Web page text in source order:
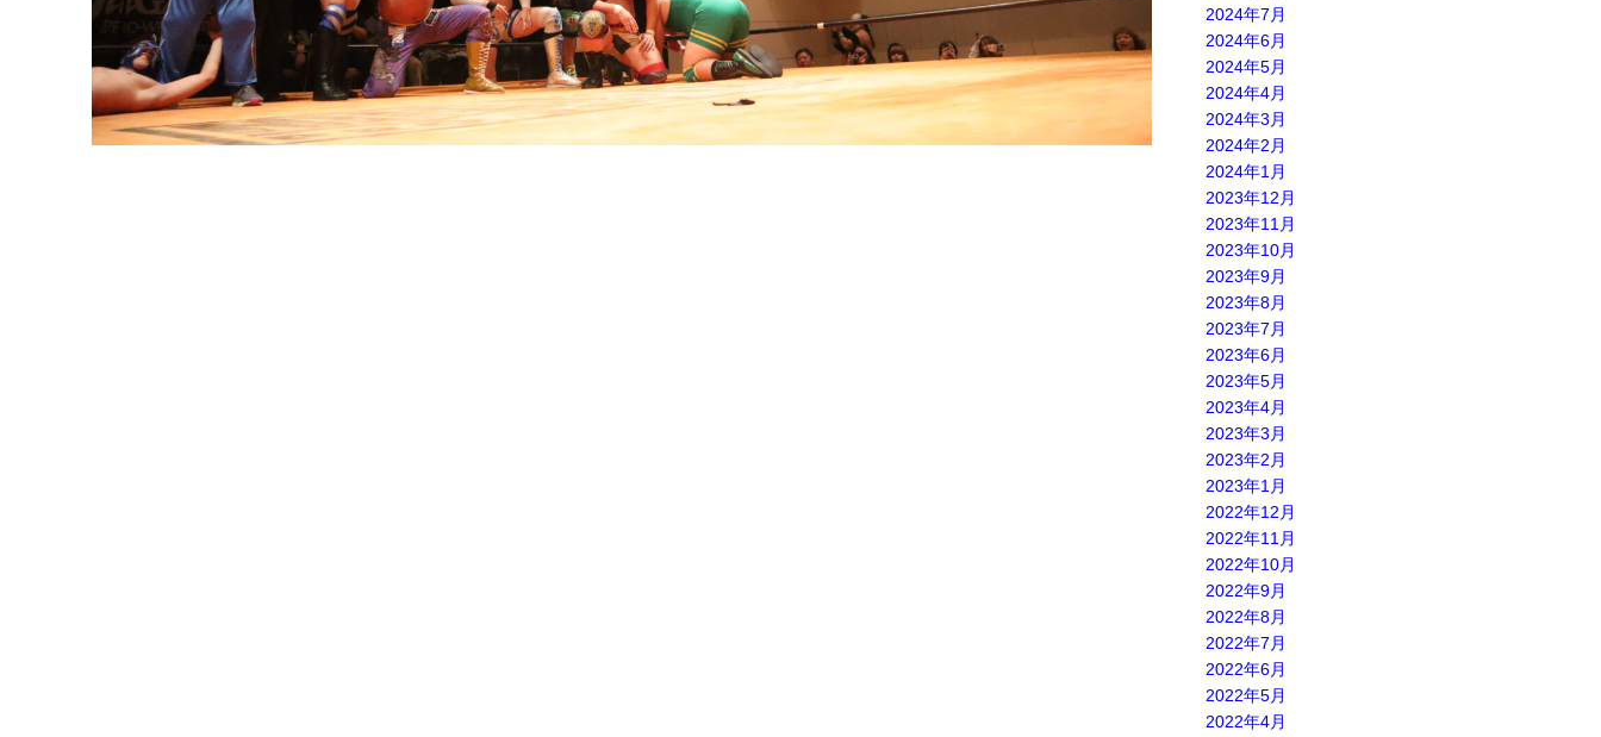
2024年7月
2024年6月
2024年5月
2024年4月
2024年3月
2024年2月
2024年1月
2023年12月
2023年11月
2023年10月
2023年9月
2023年8月
2023年7月
2023年6月
2023年5月
2023年4月
2023年3月
2023年2月
2023年1月
2022年12月
2022年11月
2022年10月
2022年9月
2022年8月
2022年7月
2022年6月
2022年5月
2022年4月